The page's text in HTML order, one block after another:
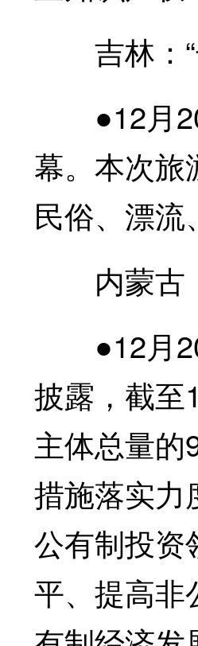
吉林：“
●12月20
幕。本次旅
民俗、漂
内蒙古
●12月20
披露，截至
主体总量的
措施落实力
公有制投资
平、提高非